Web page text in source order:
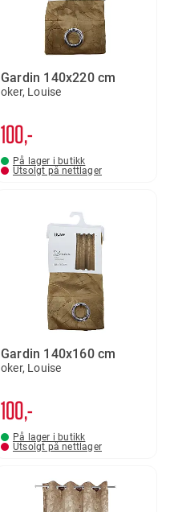
Gardin 140x220 cm
oker, Louise
100,-
På lager i butikk
Utsolgt på nettlager
Gardin 140x160 cm
oker, Louise
100,-
På lager i butikk
Utsolgt på nettlager